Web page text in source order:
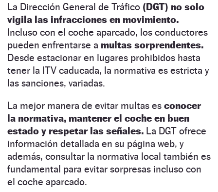
La Dirección General de Tráfico (DGT) no solo
vigila las infracciones en movimiento.
Incluso con el coche aparcado, los conductores
pueden enfrentarse a multas sorprendentes.
Desde estacionar en lugares prohibidos hasta
tener la ITV caducada, la normativa es estricta y
las sanciones, variadas.
La mejor manera de evitar multas es conocer
la normativa, mantener el coche en buen
estado y respetar las señales. La DGT ofrece
información detallada en su página web, y
además, consultar la normativa local también es
fundamental para evitar sorpresas incluso con
el coche aparcado.